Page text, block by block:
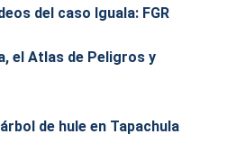
del caso Iguala: FGR
el Atlas de Peligros y
de hule en Tapachula